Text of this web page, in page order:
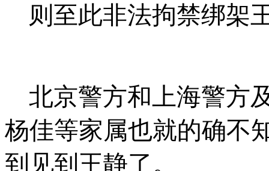
则至此非法拘禁绑架
北京警方和上海警方
杨佳等家属也就的确不
到见到王静了。